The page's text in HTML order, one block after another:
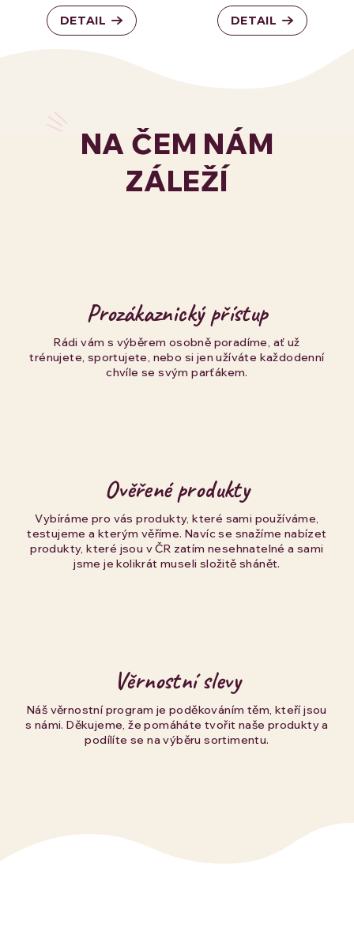
NA ČEM NÁM
ZÁLEŽÍ
Prozákaznický přístup
Rádi vám s výběrem osobně poradíme, ať už
trénujete, sportujete, nebo si jen užíváte každodenní
chvíle se svým parťákem.
Ověřené produkty
Vybíráme pro vás produkty, které sami používáme,
testujeme a kterým věříme. Navíc se snažíme nabízet
produkty, které jsou v ČR zatím nesehnatelné a sami
jsme je kolikrát museli složitě shánět.
Věrnostní slevy
Náš věrnostní program je poděkováním těm, kteří jsou
s námi. Děkujeme, že pomáháte tvořit naše produkty a
podílíte se na výběru sortimentu.
DETAIL DETAIL